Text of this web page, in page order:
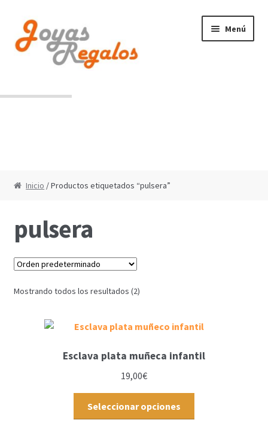
a
la
navegación
al
contenido
Menú
Inicio / Productos etiquetados “pulsera”
pulsera
Mostrando todos los resultados (2)
Esclava plata muñeca infantil
19,00€
Seleccionar opciones